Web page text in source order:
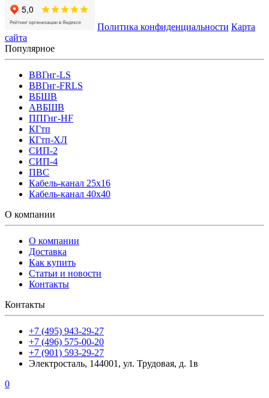
Политика конфиденциальности Карта
сайта
Популярное
ВВГнг-LS
ВВГнг-FRLS
ВБШВ
АВБШВ
ППГнг-HF
КГтп
КГтп-ХЛ
СИП-2
СИП-4
ПВС
Кабель-канал 25х16
Кабель-канал 40х40
О компании
О компании
Доставка
Как купить
Статьи и новости
Контакты
Контакты
+7 (495) 943-29-27
+7 (496) 575-00-20
+7 (901) 593-29-27
Электросталь, 144001, ул. Трудовая, д. 1в
0